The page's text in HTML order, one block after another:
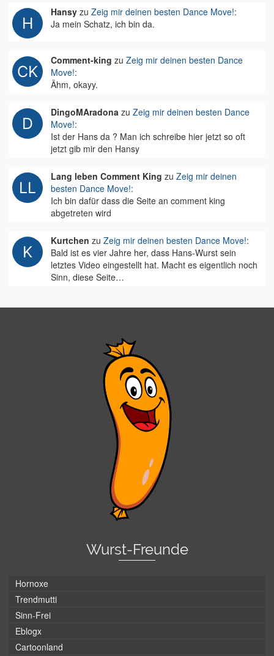
Hansy zu Zeig mir deinen besten Dance Move!:
Ja mein Schatz, ich bin da.
Comment-king zu Zeig mir deinen besten Dance
Move!:
Ähm, okayy.
DingoMAradona zu Zeig mir deinen besten Dance
Move!:
Ist der Hans da ? Man ich schreibe hier jetzt so oft
jetzt gib mir den Hansy
Lang leben Comment King zu Zeig mir deinen
besten Dance Move!:
Ich bin dafür dass die Seite an comment king
abgetreten wird
Kurtchen zu Zeig mir deinen besten Dance Move!:
Bald ist es vier Jahre her, dass Hans-Wurst sein
letztes Video eingestellt hat. Macht es eigentlich noch
Sinn, diese Seite…
Wurst-Freunde
Hornoxe
Trendmutti
Sinn-Frei
Eblogx
Cartoonland